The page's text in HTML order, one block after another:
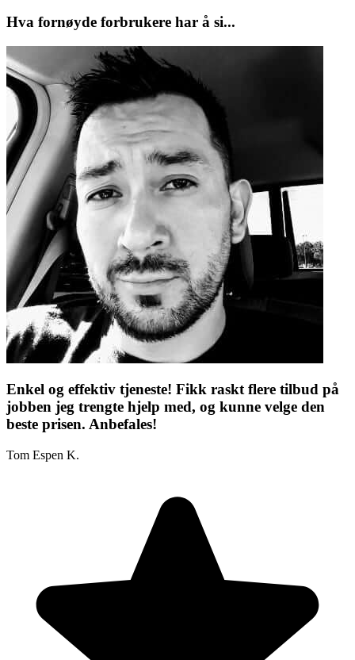
Hva fornøyde forbrukere har å si...
Enkel og effektiv tjeneste! Fikk raskt flere tilbud på
jobben jeg trengte hjelp med, og kunne velge den
beste prisen. Anbefales!
Tom Espen K.